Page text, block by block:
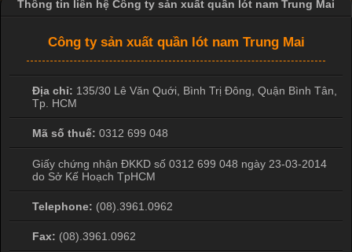
Thông tin liên hệ Công ty sản xuất quần lót nam Trung Mai
Công ty sản xuất quần lót nam Trung Mai
Địa chỉ: 135/30 Lê Văn Quới, Bình Trị Đông Quận Bình Tân
Tp. HCM
Mã số thuế: 0312 699 048
Giấy chứng nhận ĐKKD số 0312 699 048 ngày 23-03-2014
do Sở Kế Hoạch TpHCM
Telephone: (08).3961.0962
Fax: (08).3961.0962